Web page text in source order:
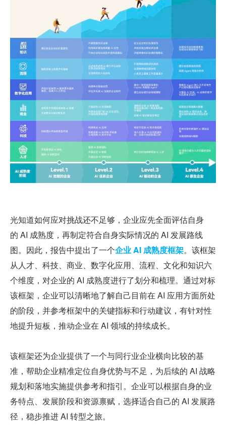
光知道如何应对挑战还不足够，企业应先全面评估自身
的 AI 成熟度，再制定符合自身实际情况的 AI 发展路线
图。因此，报告中提出了一个企业 AI 成熟度框架。该框架
从人才、科技、商业、数字化应用、流程、文化和知识六
个维度，对企业的 AI 成熟度进行了划分和梳理。通过对标
该框架，企业可以清晰地了解自己目前在 AI 应用方面所处
的阶段，并参考框架中的关键指标和行动建议，有针对性
地提升短板，推动企业在 AI 领域的持续成长。
该框架还为企业提供了一个与同行业企业横向比较的基
准，帮助企业精准定位自身优势与不足，为后续的 AI 战略
规划和落地实施提供参考和指引。企业可以根据自身的业
务特点、发展阶段和资源禀赋，选择适合自己的 AI 发展路
径，稳步推进 AI 转型之旅。